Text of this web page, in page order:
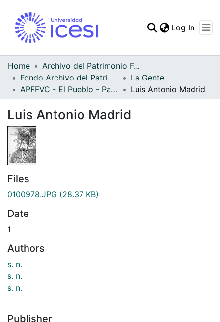
Statistics
Log In
Home
Archivo del Patrimonio Fotográfico y Fílmico del Valle del Cauca
Fondo Archivo del Patrimonio Fotográfico y Fílmico del Valle del Cauca
La Gente
APFFVC - El Pueblo - Patrimonial
Luis Antonio Madrid
Luis Antonio Madrid
Files
0100978.JPG (28.37 KB)
Date
1
Authors
s. n.
s. n.
s. n.
Publisher